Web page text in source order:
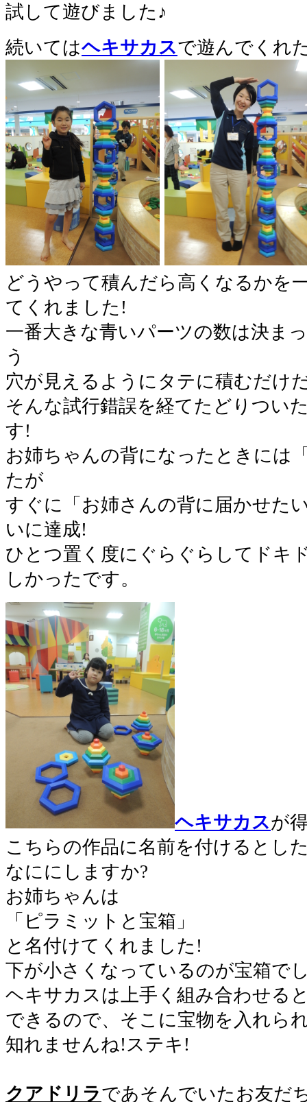
試して遊びました♪
続いてはヘキサカスで遊んでくれ
どうやって積んだら高くなるかを
てくれました!
一番大きな青いパーツの数は決ま
う
穴が見えるようにタテに積むだけ
そんな試行錯誤を経てたどりつい
す!
お姉ちゃんの背になったときには
たが
すぐに「お姉さんの背に届かせた
いに達成!
ひとつ置く度にぐらぐらしてドキ
しかったです。
ヘキサカスが
こちらの作品に名前を付けるとし
なににしますか?
お姉ちゃんは
「ピラミットと宝箱」
と名付けてくれました!
下が小さくなっているのが宝箱で
ヘキサカスは上手く組み合わせる
できるので、そこに宝物を入れら
知れませんね!ステキ!
クアドリラであそんでいたお友だ